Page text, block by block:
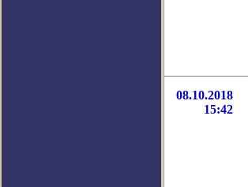
08.10.2018
15:42